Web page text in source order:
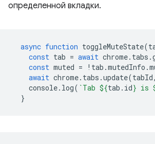
определенной вкладки.
async function toggleMuteState(
const tab = await chrome. tabs .
const muted = ! tab .mutedInfo .
await chrome. tabs .update(tabId,
console. log( `Tab ${tab . id} is
}